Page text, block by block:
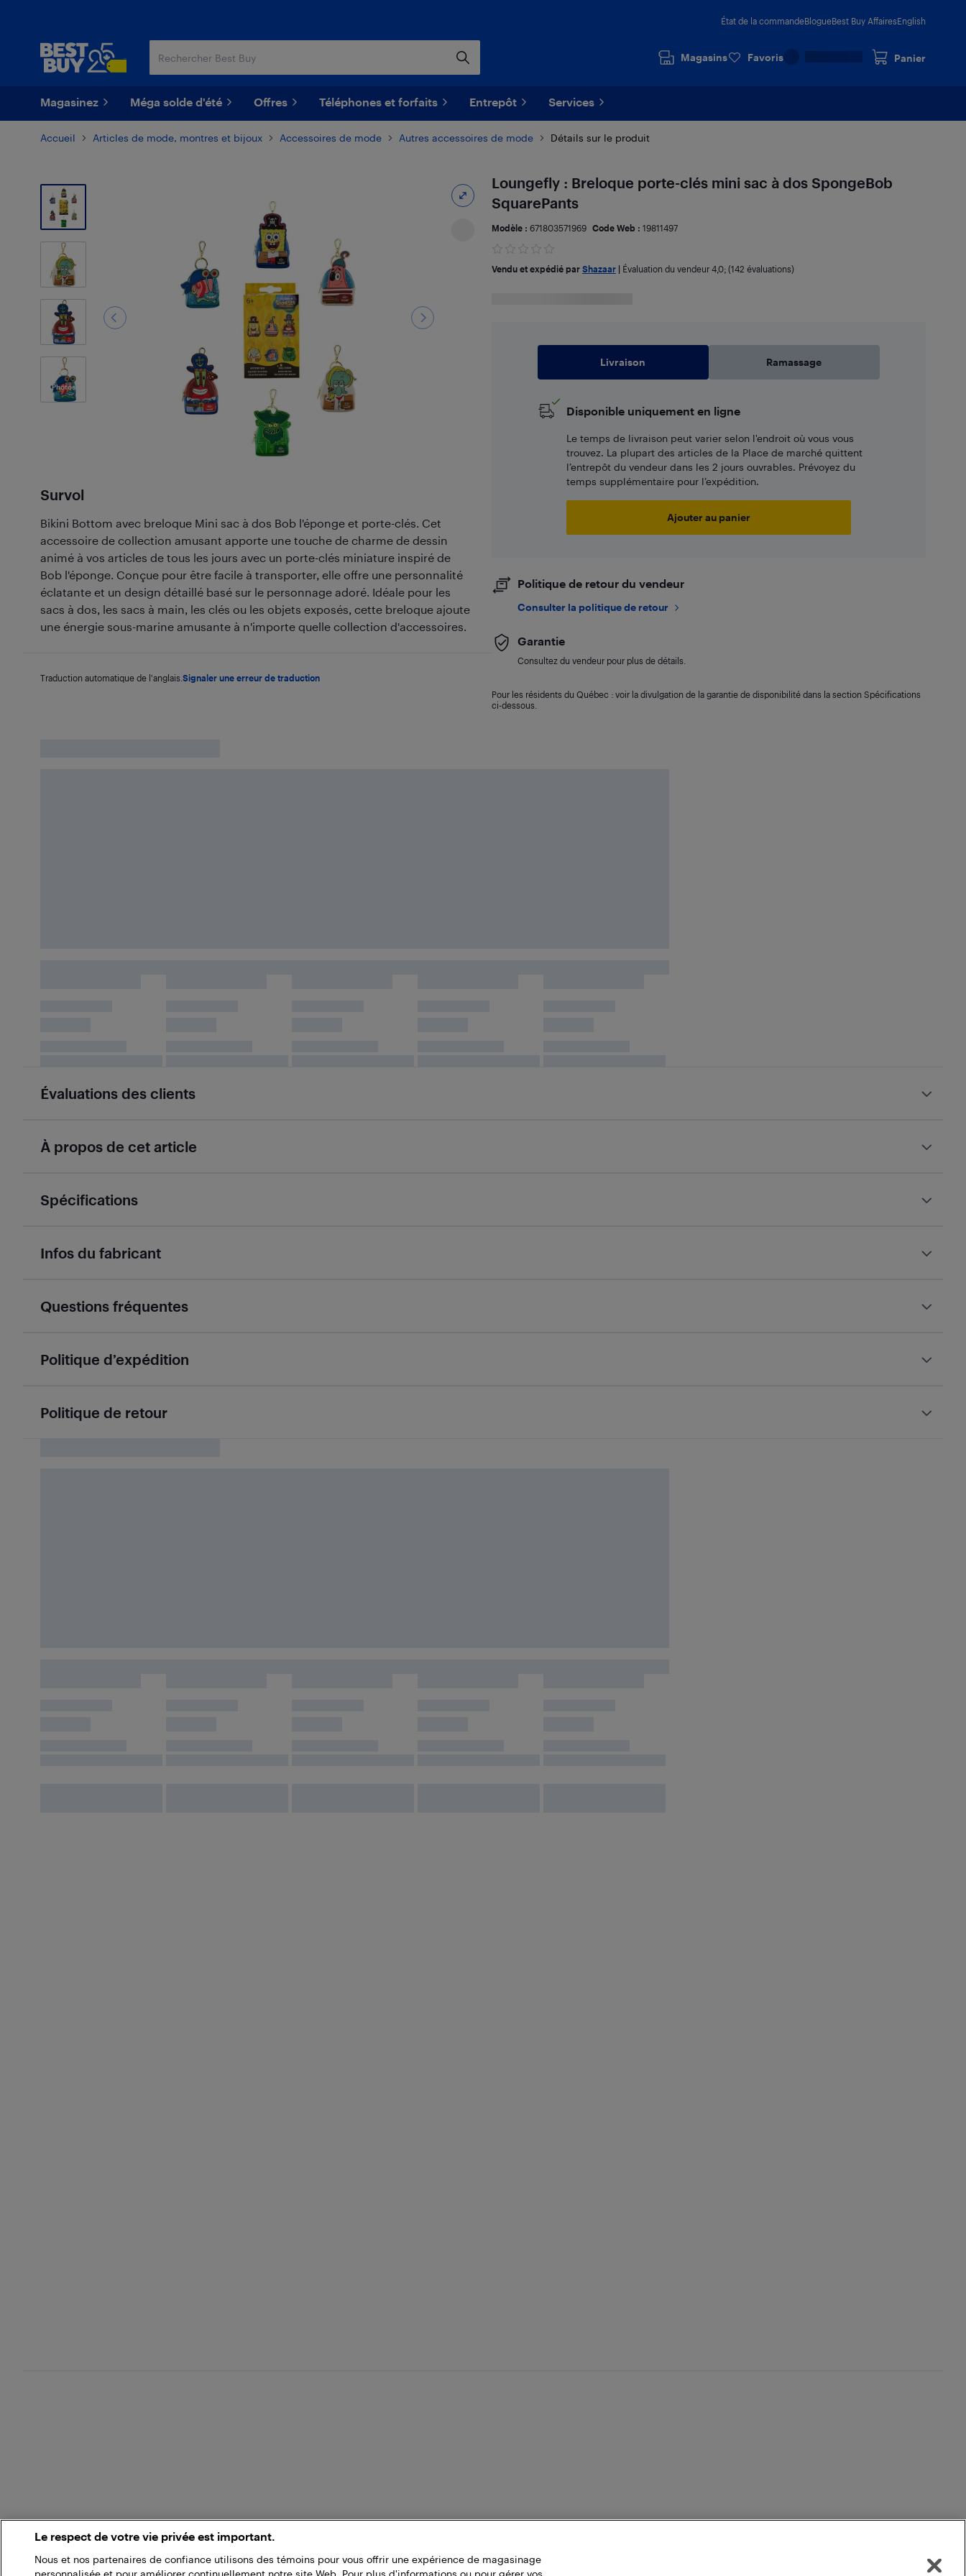
État de la commandeBlogueBest Buy AffairesEnglish
Magasins Favoris Panier
Magasinez Méga solde d'été Offres Téléphones et forfaits Entrepôt Services
Accueil Articles de mode, montres et bijoux Accessoires de mode Autres accessoires de mode Détails sur le produit
4
Photos
Survol
Bikini Bottom avec breloque Mini sac à dos Bob l'éponge et porte-clés. Cet
accessoire de collection amusant apporte une touche de charme de dessin
animé à vos articles de tous les jours avec un porte-clés miniature inspiré de
Bob l'éponge. Conçue pour être facile à transporter, elle offre une personnalité
éclatante et un design détaillé basé sur le personnage adoré. Idéale pour les
sacs à dos, les sacs à main, les clés ou les objets exposés, cette breloque ajoute
une énergie sous-marine amusante à n'importe quelle collection d'accessoires.
Traduction automatique de l'anglais. Signaler une erreur de traduction
Loungefly : Breloque porte-clés mini sac à dos SpongeBob
SquarePants
Modèle : 671803571969 Code Web : 19811497
Vendu et expédié par Shazaar| Évaluation du vendeur 4,0; (142 évaluations)
Livraison Ramassage
Disponible uniquement en ligne
Le temps de livraison peut varier selon l'endroit où vous vous
trouvez. La plupart des articles de la Place de marché quittent
l’entrepôt du vendeur dans les 2 jours ouvrables. Prévoyez du
temps supplémentaire pour l’expédition.
Ajouter au panier
Politique de retour du vendeur
Consulter la politique de retour
Garantie
Consultez du vendeur pour plus de détails.
Pour les résidents du Québec : voir la divulgation de la garantie de disponibilité dans la section Spécifications
ci-dessous.
Évaluations des clients
À propos de cet article
Spécifications
Infos du fabricant
Questions fréquentes
Politique d’expédition
Politique de retour
Le respect de votre vie privée est important.
Nous et nos partenaires de confiance utilisons des témoins pour vous offrir une expérience de magasinage
personnalisée et pour améliorer continuellement notre site Web. Pour plus d'informations ou pour gérer vos